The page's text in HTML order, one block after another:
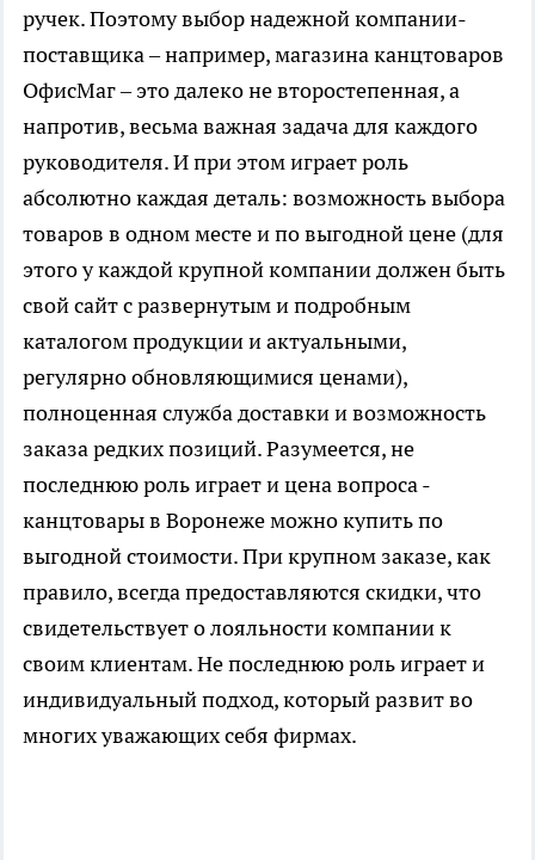
ручек. Поэтому выбор надежной компании-
поставщика – например, магазина канцтоваров
ОфисМаг – это далеко не второстепенная, а
напротив, весьма важная задача для каждого
руководителя. И при этом играет роль
абсолютно каждая деталь: возможность выбора
товаров в одном месте и по выгодной цене (для
этого у каждой крупной компании должен быть
свой сайт с развернутым и подробным
каталогом продукции и актуальными,
регулярно обновляющимися ценами),
полноценная служба доставки и возможность
заказа редких позиций. Разумеется, не
последнюю роль играет и цена вопроса -
канцтовары в Воронеже можно купить по
выгодной стоимости. При крупном заказе, как
правило, всегда предоставляются скидки, что
свидетельствует о лояльности компании к
своим клиентам. Не последнюю роль играет и
индивидуальный подход, который развит во
многих уважающих себя фирмах.